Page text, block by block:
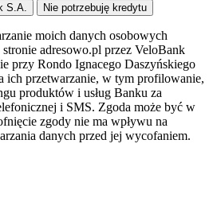
S.A.
Nie potrzebuję kredytu
moich danych osobowych
adresowo.pl przez VeloBank
przy Rondo Ignacego Daszyńskiego
ich przetwarzanie, w tym profilowanie,
produktów i usług Banku za
i SMS. Zgoda może być w
zgody nie ma wpływu na
danych przed jej wycofaniem.